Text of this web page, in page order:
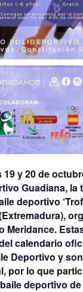
y 20 de
Guadiana, la
deportivo
Meridance.
calendario
Deportivo y
por lo que
deportivo